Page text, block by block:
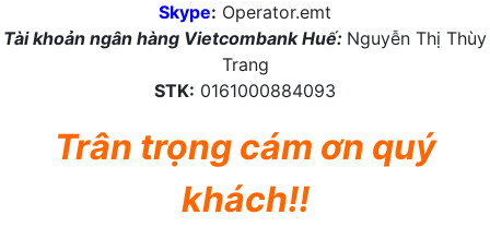
Skype: Operator.emt
Tài khoản ngân hàng Vietcombank Huế: Nguyễn Thị Thùy
Trang
STK: 0161000884093
Trân trọng cám ơn quý
khách!!